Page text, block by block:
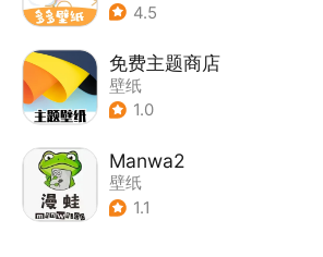
4.5
免费主题商店
壁纸
1.0
Manwa2
壁纸
1.1